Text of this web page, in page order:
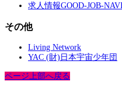
求人情報GOOD-JOB-NAVI
その他
Living Network
YAC (財)日本宇宙少年団
ページ上部へ戻る